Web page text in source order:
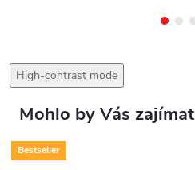
High-contrast mode
Mohlo by Vás zajímat
Bestseller